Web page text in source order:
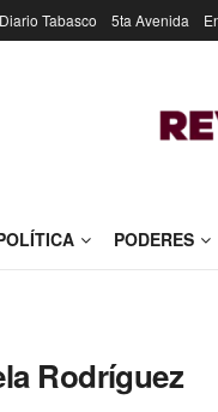
Tabasco 5ta Avenida
PODERES
Rodríguez